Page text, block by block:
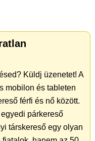
Küldj üzenetet! A
mobilon és tableten
férfi és nő között.
párkereső
társkereső egy olyan